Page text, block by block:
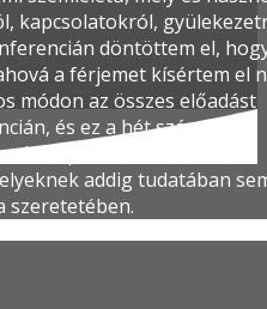
kapcsolatokról,
döntöttem el,
a férjemet kísértem el
módon az összes előadást
és ez a hét számomra
kapcsolatomban. Sok
addig tudatában
szeretetében.